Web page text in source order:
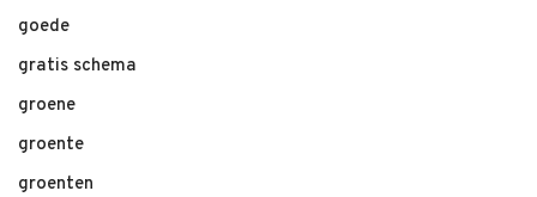
goede
gratis schema
groene
groente
groenten